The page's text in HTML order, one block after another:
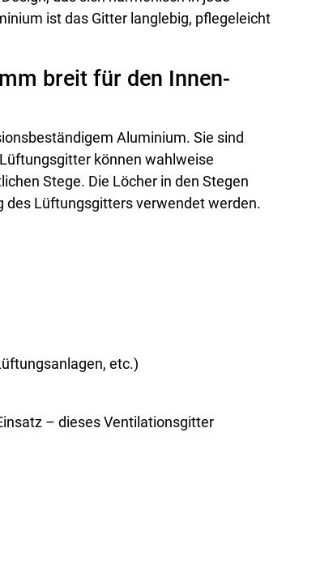
ist das Gitter langlebig, pflegeleicht
breit für den Innen-
Aluminium. Sie sind
können wahlweise
Stege. Die Löcher in den Stegen
des Lüftungsgitters verwendet werden.
etc.)
– dieses Ventilationsgitter